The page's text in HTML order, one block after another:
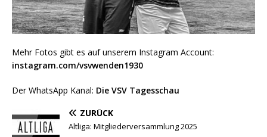
Mehr Fotos gibt es auf unserem Instagram Account:
instagram.com/vsvwenden1930
Der WhatsApp Kanal: Die VSV Tagesschau
ZURÜCK
Altliga: Mitgliederversammlung 2025